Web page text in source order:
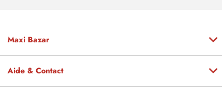
Maxi Bazar
Aide & Contact